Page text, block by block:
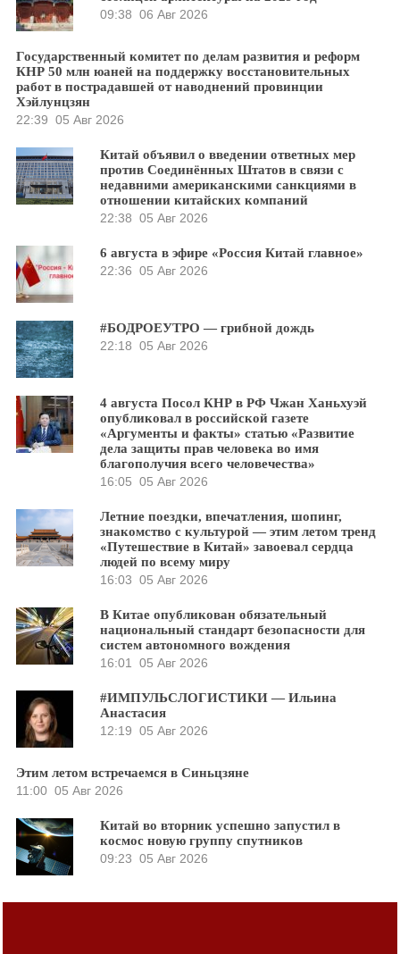
09:38 06 Авг 2026
Государственный комитет по делам развития и реформ
КНР 50 млн юаней на поддержку восстановительных
работ в пострадавшей от наводнений провинции
Хэйлунцзян
22:39 05 Авг 2026
Китай объявил о введении ответных мер
против Соединённых Штатов в связи с
недавними американскими санкциями в
отношении китайских компаний
22:38 05 Авг 2026
6 августа в эфире «Россия Китай главное»
22:36 05 Авг 2026
#БОДРОЕУТРО — грибной дождь
22:18 05 Авг 2026
4 августа Посол КНР в РФ Чжан Ханьхуэй
опубликовал в российской газете
«Аргументы и факты» статью «Развитие
дела защиты прав человека во имя
благополучия всего человечества»
16:05 05 Авг 2026
Летние поездки, впечатления, шопинг,
знакомство с культурой — этим летом тренд
«Путешествие в Китай» завоевал сердца
людей по всему миру
16:03 05 Авг 2026
В Китае опубликован обязательный
национальный стандарт безопасности для
систем автономного вождения
16:01
05 Авг 2026
#ИМПУЛЬСЛОГИСТИКИ — Ильина
Анастасия
12:19 05 Авг 2026
Этим летом встречаемся в Синьцзяне
11:00 05 Авг 2026
Китай во вторник успешно запустил в
космос новую группу спутников
09:23 05 Авг 2026